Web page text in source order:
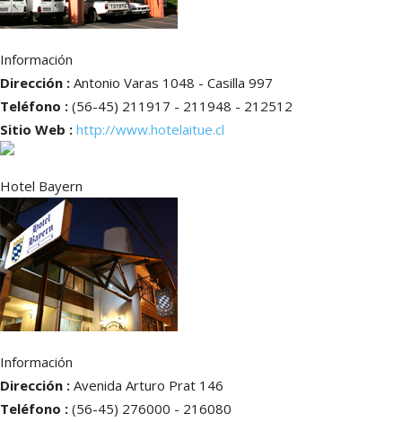
Información
Dirección : Antonio Varas 1048 - Casilla 997
Teléfono : (56-45) 211917 - 211948 - 212512
Sitio Web : http://www.hotelaitue.cl
Hotel Bayern
Información
Dirección : Avenida Arturo Prat 146
Teléfono : (56-45) 276000 - 216080